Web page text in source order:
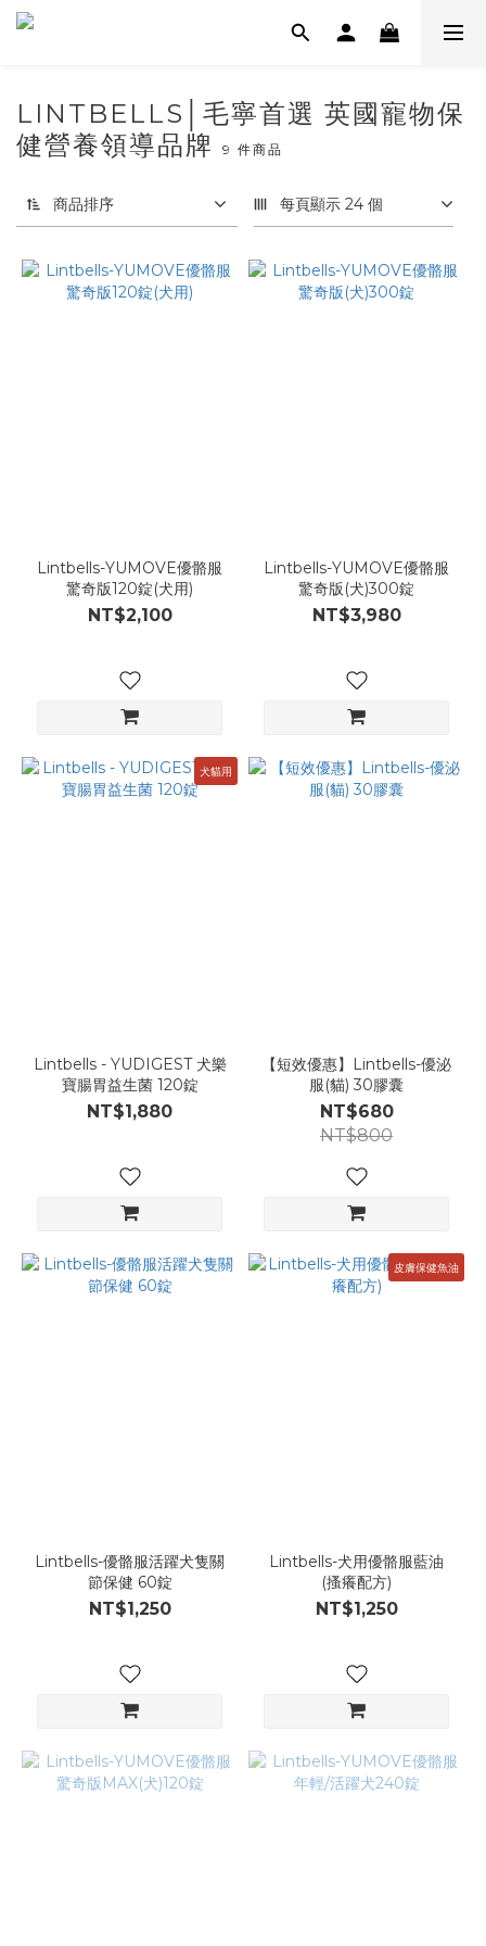
LINTBELLS│毛寧首選 英國寵物保
健營養領導品牌
9 件商品
商品排序 每頁顯示 24 個
Lintbells-YUMOVE優骼服
驚奇版120錠(犬用)
NT$2,100
Lintbells-YUMOVE優骼服
驚奇版(犬)300錠
NT$3,980
犬貓用
Lintbells - YUDIGEST 犬樂
寶腸胃益生菌 120錠
NT$1,880
【短效優惠】Lintbells-優泌
服(貓) 30膠囊
NT$680
NT$800
Lintbells-優骼服活躍犬隻關
節保健 60錠
NT$1,250
皮膚保健魚油
Lintbells-犬用優骼服藍油
(搔癢配方)
NT$1,250